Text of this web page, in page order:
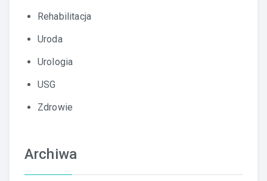
Rehabilitacja
Uroda
Urologia
USG
Zdrowie
Archiwa